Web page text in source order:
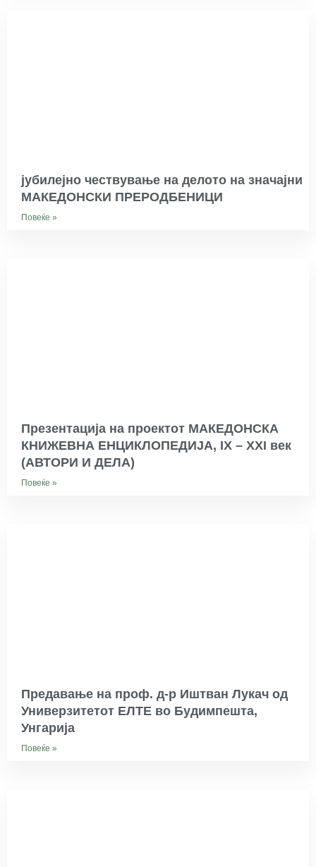
јубилејно чествување на делото на значајни
МАКЕДОНСКИ ПРЕРОДБЕНИЦИ
Повеќе »
Презентација на проектот МАКЕДОНСКА
КНИЖЕВНА ЕНЦИКЛОПЕДИЈА, IX – XXI век
(АВТОРИ И ДЕЛА)
Повеќе »
Предавање на проф. д-р Иштван Лукач од
Универзитетот ЕЛТЕ во Будимпешта,
Унгарија
Повеќе »